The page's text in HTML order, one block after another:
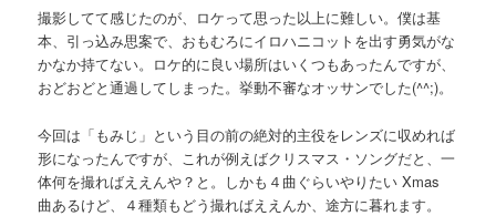
撮影してて感じたのが、ロケって思った以上に難しい。僕は基
本、引っ込み思案で、おもむろにイロハニコットを出す勇気がな
かなか持てない。ロケ的に良い場所はいくつもあったんですが、
おどおどと通過してしまった。挙動不審なオッサンでした(^^;)。
今回は「もみじ」という目の前の絶対的主役をレンズに収めれば
形になったんですが、これが例えばクリスマス・ソングだと、一
体何を撮ればええんや？と。しかも４曲ぐらいやりたい Xmas
曲あるけど、４種類もどう撮ればええんか、途方に暮れます。